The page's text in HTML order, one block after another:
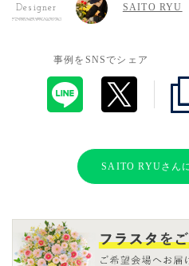
Designer SAITO RYU
事例をSNSでシェア
SAITO RYUさん